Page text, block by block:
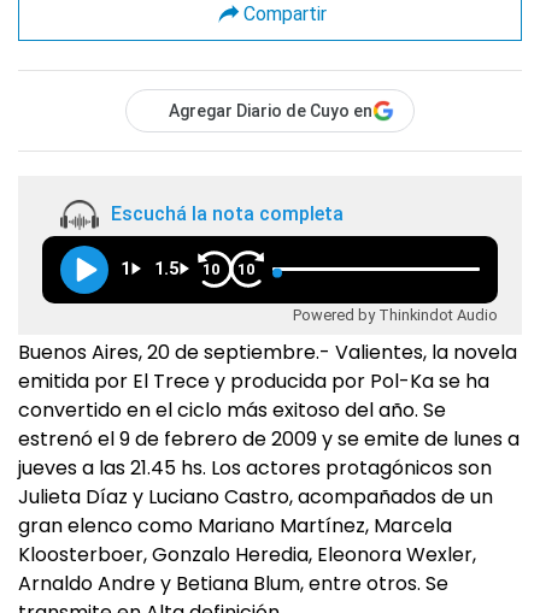
Compartir
Agregar Diario de Cuyo en
Escuchá la nota completa
1 1.5 10 10
Powered by Thinkindot Audio
Buenos Aires, 20 de septiembre.- Valientes, la novela
emitida por El Trece y producida por Pol-Ka se ha
convertido en el ciclo más exitoso del año. Se
estrenó el 9 de febrero de 2009 y se emite de lunes a
jueves a las 21.45 hs. Los actores protagónicos son
Julieta Díaz y Luciano Castro, acompañados de un
gran elenco como Mariano Martínez, Marcela
Kloosterboer, Gonzalo Heredia, Eleonora Wexler,
Arnaldo Andre y Betiana Blum, entre otros. Se